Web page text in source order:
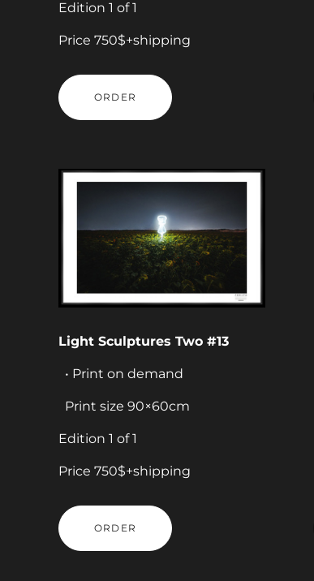
Edition 1 of 1
Price 750$+shipping
ORDER
Light Sculptures Two #13
• Print on demand
Print size 90×60cm
Edition 1 of 1
Price 750$+shipping
ORDER